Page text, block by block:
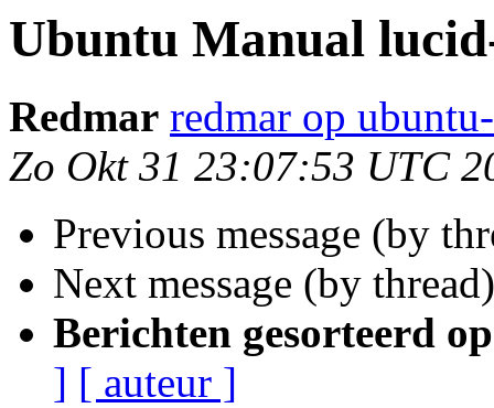
Ubuntu Manual
Redmar redmar op
Zo Okt 31 23:07:53 UTC
Previous message (by
Next message (by
Berichten gesorteerd
] [ auteur ]